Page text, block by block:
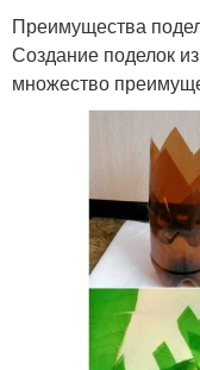
Преимущества
Создание поделок
множество